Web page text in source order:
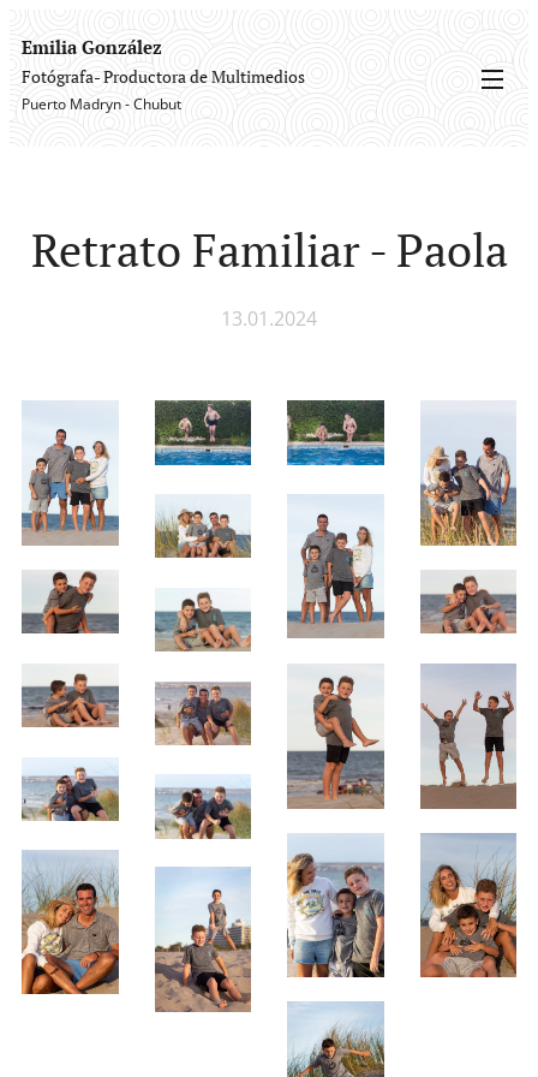
Emilia González
Fotógrafa- Productora de Multimedios
Puerto Madryn - Chubut
Retrato Familiar - Paola
13.01.2024